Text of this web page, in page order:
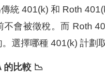
統 401(k) 和 Roth
不會被徵稅。而 Roth
選擇哪種 401(k) 計劃
的比較 📉